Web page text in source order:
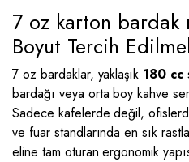
7 oz karton bardak
Boyut Tercih
7 oz bardaklar, yaklaşık 180 cc
bardağı veya orta boy kahve
Sadece kafelerde değil,
ve fuar standlarında en sık
eline tam oturan ergonomik